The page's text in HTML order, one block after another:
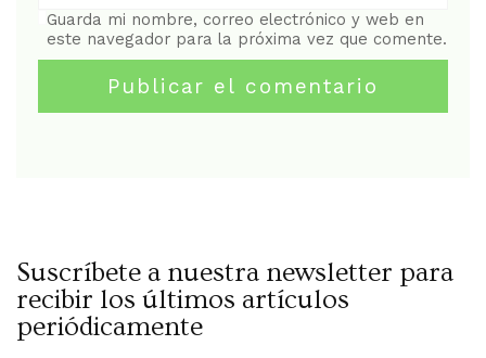
Guarda mi nombre, correo electrónico y web en
este navegador para la próxima vez que comente.
Suscríbete a nuestra newsletter para
recibir los últimos artículos
periódicamente